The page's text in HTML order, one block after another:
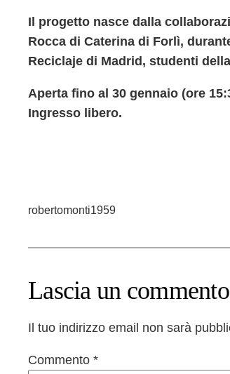
Il progetto nasce dalla
Rocca di Caterina di Forlì,
Reciclaje di Madrid, studenti
Aperta fino al 30 gennaio (ore
Ingresso libero.
robertomonti1959
Lascia un commento
Il tuo indirizzo email non sarà
Commento *